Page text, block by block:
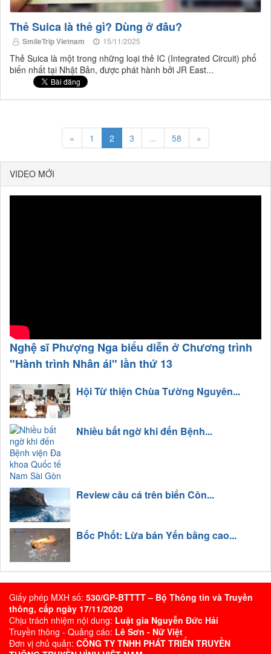
Thẻ Suica là thẻ gì? Dùng ở đâu?
SmileTrip Vietnam 15/11/2025
Thẻ Suica là một trong những loại thẻ IC (Integrated Circuit) phổ
biến nhất tại Nhật Bản, được phát hành bởi JR East...
« 1 2 3 ... 58 »
VIDEO MỚI
Nghệ sĩ Phượng Nga biểu diễn ở Chương trình
"Hành trình Nhân ái" lần thứ 13
Hội Từ thiện Chùa Tường Nguyên...
Nhiều bất ngờ khi đến Bệnh...
Review câu cá trên biển Côn...
Bốc Phốt: Lừa bán Yến bằng cao...
Giấy phép MXH số: 530/GP-BTTTT – Bộ Thông tin và Truyền
thông, cấp ngày 17/11/2020
Chịu trách nhiệm nội dung: Luật gia Nguyễn Đức Hải
Truyền thông - Quảng cáo: Lê Sơn - Nữ Việt
Đơn vị chủ quản: CÔNG TY TNHH PHÁT TRIỂN TRUYỀN